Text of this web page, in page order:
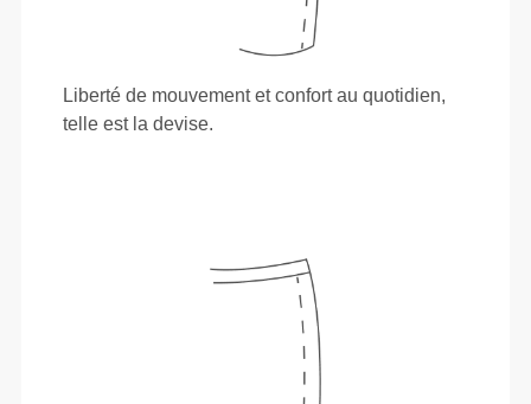
Liberté de mouvement et confort au quotidien,
telle est la devise.